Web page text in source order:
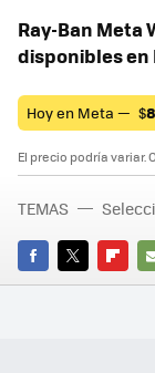
Ray-Ban Meta
disponibles en
Hoy en Meta — $
El precio podría
FACEBOOK
TWITTER
TEMAS